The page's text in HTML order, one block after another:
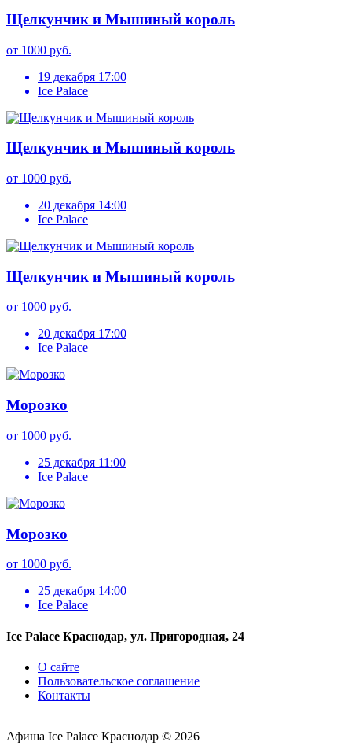
Щелкунчик и Мышиный король
от 1000 руб.
19 декабря 17:00
Ice Palace
Щелкунчик и Мышиный король
от 1000 руб.
20 декабря 14:00
Ice Palace
Щелкунчик и Мышиный король
от 1000 руб.
20 декабря 17:00
Ice Palace
Морозко
от 1000 руб.
25 декабря 11:00
Ice Palace
Морозко
от 1000 руб.
25 декабря 14:00
Ice Palace
Ice Palace Краснодар, ул. Пригородная, 24
О сайте
Пользовательское соглашение
Контакты
Афиша Ice Palace Краснодар © 2026